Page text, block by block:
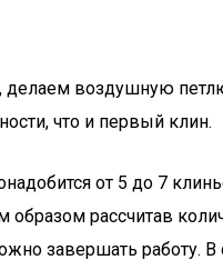
делаем воздушную
что и первый клин.
от 5 до 7
образом рассчитав
завершать работу.